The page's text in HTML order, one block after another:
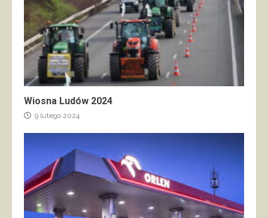
Wiosna Ludów 2024
9 lutego 2024